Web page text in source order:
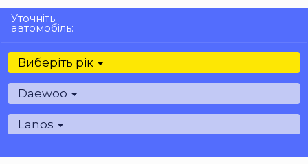
Уточніть
автомобіль:
Виберіть рік
Daewoo
Lanos